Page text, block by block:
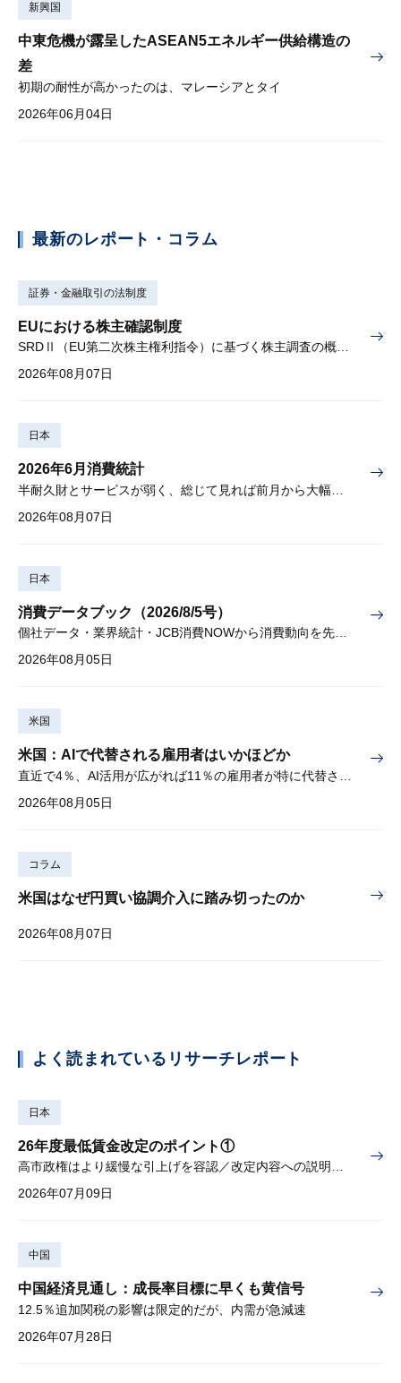
新興国
中東危機が露呈したASEAN5エネルギー供給構造の
差
初期の耐性が高かったのは、マレーシアとタイ
2026年06月04日
最新のレポート・コラム
証券・金融取引の法制度
EUにおける株主確認制度
SRDⅡ（EU第二次株主権利指令）に基づく株主調査の概要と課題
2026年08月07日
日本
2026年6月消費統計
2026年08月07日
日本
消費データブック（2026/8/5号）
個社データ・業界統計・JCB消費NOWから消費動向を先取り
2026年08月05日
米国
米国：AIで代替される雇用者はいかほどか
2026年08月05日
コラム
米国はなぜ円買い協調介入に踏み切ったのか
2026年08月07日
よく読まれているリサーチレポート
日本
26年度最低賃金改定のポイント①
高市政権はより緩慢な引上げを容認／改定内容への説明責任が焦点
2026年07月09日
中国
中国経済見通し：成長率目標に早くも黄信号
12.5％追加関税の影響は限定的だが、内需が急減速
2026年07月28日